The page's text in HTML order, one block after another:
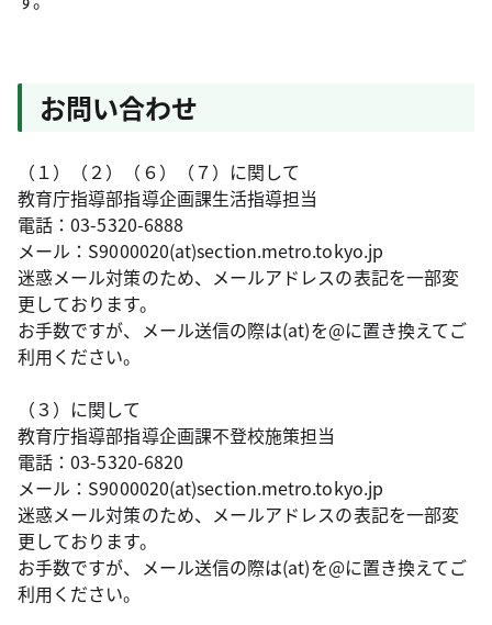
お問い合わせ
（１）（２）（６）（７）に関して
教育庁指導部指導企画課生活指導担当
電話：03-5320-6888
メール：S9000020(at)section.metro.tokyo.jp
迷惑メール対策のため、メールアドレスの表記を一部変
更しております。
お手数ですが、メール送信の際は(at)を@に置き換えてご
利用ください。
（３）に関して
教育庁指導部指導企画課不登校施策担当
電話：03-5320-6820
メール：S9000020(at)section.metro.tokyo.jp
迷惑メール対策のため、メールアドレスの表記を一部変
更しております。
お手数ですが、メール送信の際は(at)を@に置き換えてご
利用ください。